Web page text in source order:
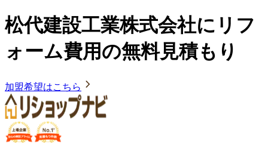
松代建設工業株式会社にリフ
ォーム費用の無料見積もり
加盟希望はこちら